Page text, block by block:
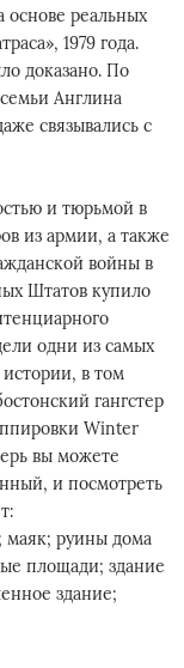
основе реальных
1979 года.
доказано. По
Англина
связывались с
и тюрьмой в
из армии, а также
войны в
Штатов купило
одни из самых
в том
гангстер
Winter
вы можете
и посмотреть
маяк; руины дома
площади; здание
здание;